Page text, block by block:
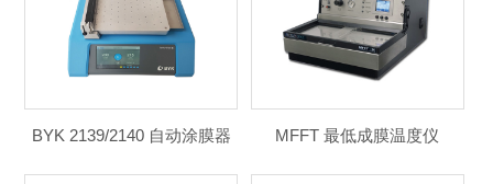
BYK 2139/2140 自动涂膜器 MFFT 最低成膜温度仪